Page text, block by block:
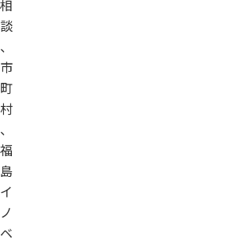
相
談
、
市
町
村
、
福
島
イ
ノ
ベ